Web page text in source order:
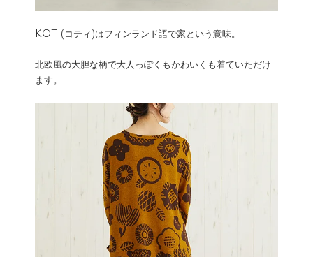
KOTI(コティ)はフィンランド語で家という意味。
北欧風の大胆な柄で大人っぽくもかわいくも着ていただけ
ます。